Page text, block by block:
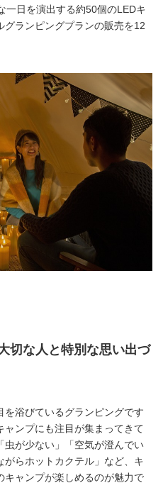
一日を演出する約50個のLEDキ
グランピングプランの販売を12
切な人と特別な思い出づ
浴びているグランピングです
ンプにも注目が集まってきて
虫が少ない」「空気が澄んでい
がらホットカクテル」など、キ
キャンプが楽しめるのが魅力で